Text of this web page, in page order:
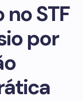
no STF
por